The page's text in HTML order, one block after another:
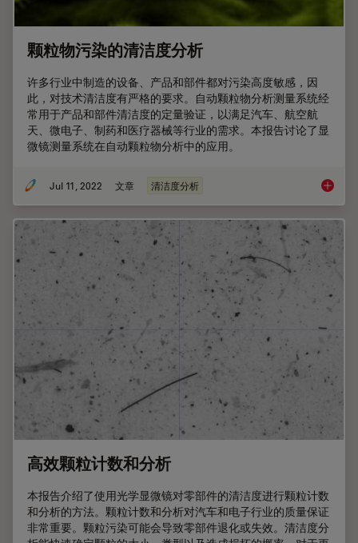
颗粒物污染的清洁度分析
许多行业中制造的设备、产品和部件都对污染高度敏感，因
此，对技术清洁度有严格的要求。自动颗粒物分析测量系统经
常用于产品和部件清洁度的定量验证，以满足汽车、航空航
天、微电子、制药和医疗器械等行业的需求。本报告讨论了显
微镜测量系统在自动颗粒物分析中的应用。
Jul 11, 2022 文章 清洁度分析 颗粒物
高效颗粒计数和分析
本报告介绍了使用光学显微镜对零部件的清洁度进行颗粒计数
和分析的方法。颗粒计数和分析对汽车和电子行业的质量保证
非常重要。颗粒污染可能会导致零部件退化或失效。清洁度分